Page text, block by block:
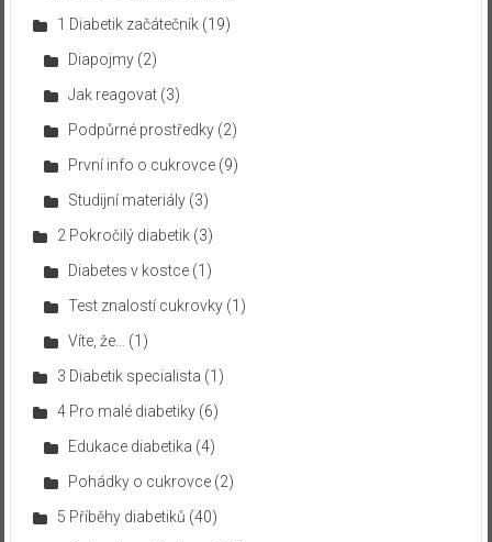
1 Diabetik začátečník(19)
Diapojmy(2)
Jak reagovat(3)
Podpůrné prostředky(2)
První info o cukrovce(9)
Studijní materiály(3)
2 Pokročilý diabetik(3)
Diabetes v kostce(1)
Test znalostí cukrovky(1)
Víte, že… (1)
3 Diabetik specialista (1)
4 Pro malé diabetiky(6)
Edukace diabetika (4)
Pohádky o cukrovce(2)
5 Příběhy diabetiků (40)